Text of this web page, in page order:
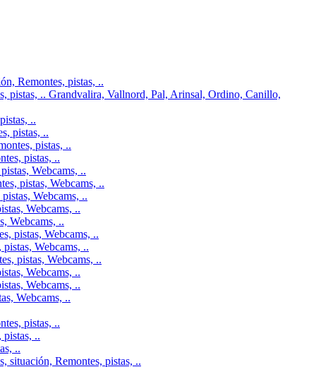
Remontes, pistas, ..
pistas, .. Grandvalira, Vallnord, Pal, Arinsal, Ordino, Canillo,
..
pistas, ..
pistas, ..
pistas, ..
Webcams, ..
pistas, Webcams, ..
Webcams, ..
Webcams, ..
Webcams, ..
pistas, Webcams, ..
Webcams, ..
pistas, Webcams, ..
Webcams, ..
Webcams, ..
Webcams, ..
pistas, ..
..
..
situación, Remontes, pistas, ..